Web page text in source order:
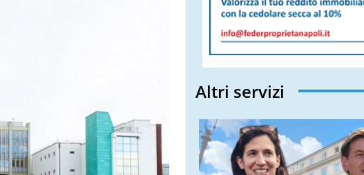
Altri servizi